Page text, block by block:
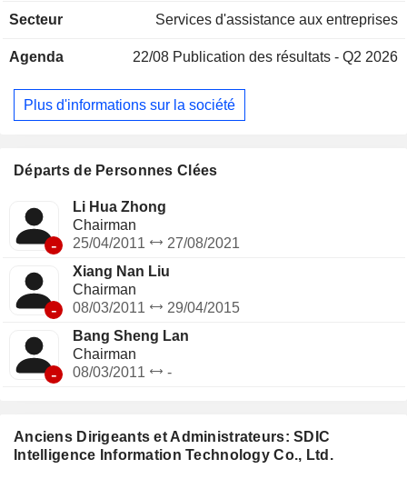
Anciens Dirigeants et Administrateurs: SDIC
Intelligence Information Technology Co., Ltd.
les domaines de la cybersécurité, de la police intelligente et
informatique propose des produits couvrant des scénarios
sur site et l'analyse criminalistique en laboratoire. L'activité
de nouvelle cybersécurité couvre les domaines de
d'entreprise. L'activité de nouvelles villes intelligentes fournit
produits de plateformes de mégadonnées et l'intégration
complète de systèmes.
Secteur Services d'assistance aux entreprises
Agenda 22/08 Publication des résultats - Q2 2026
Plus d'informations sur la société
Départs de Personnes Clées
-
Li Hua Zhong
Chairman
25/04/2011
27/08/2021
-
Xiang Nan Liu
Chairman
08/03/2011
29/04/2015
-
Bang Sheng Lan
Chairman
08/03/2011
-